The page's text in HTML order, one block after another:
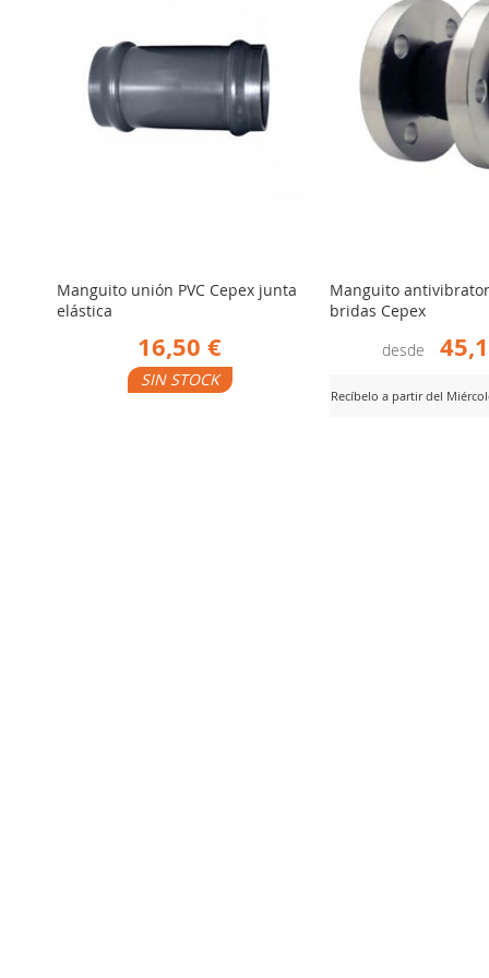
Manguito unión PVC Cepex junta
elástica
16,50 €
SIN STOCK
Manguito
bridas Cepex
desde
Recíbelo a partir del